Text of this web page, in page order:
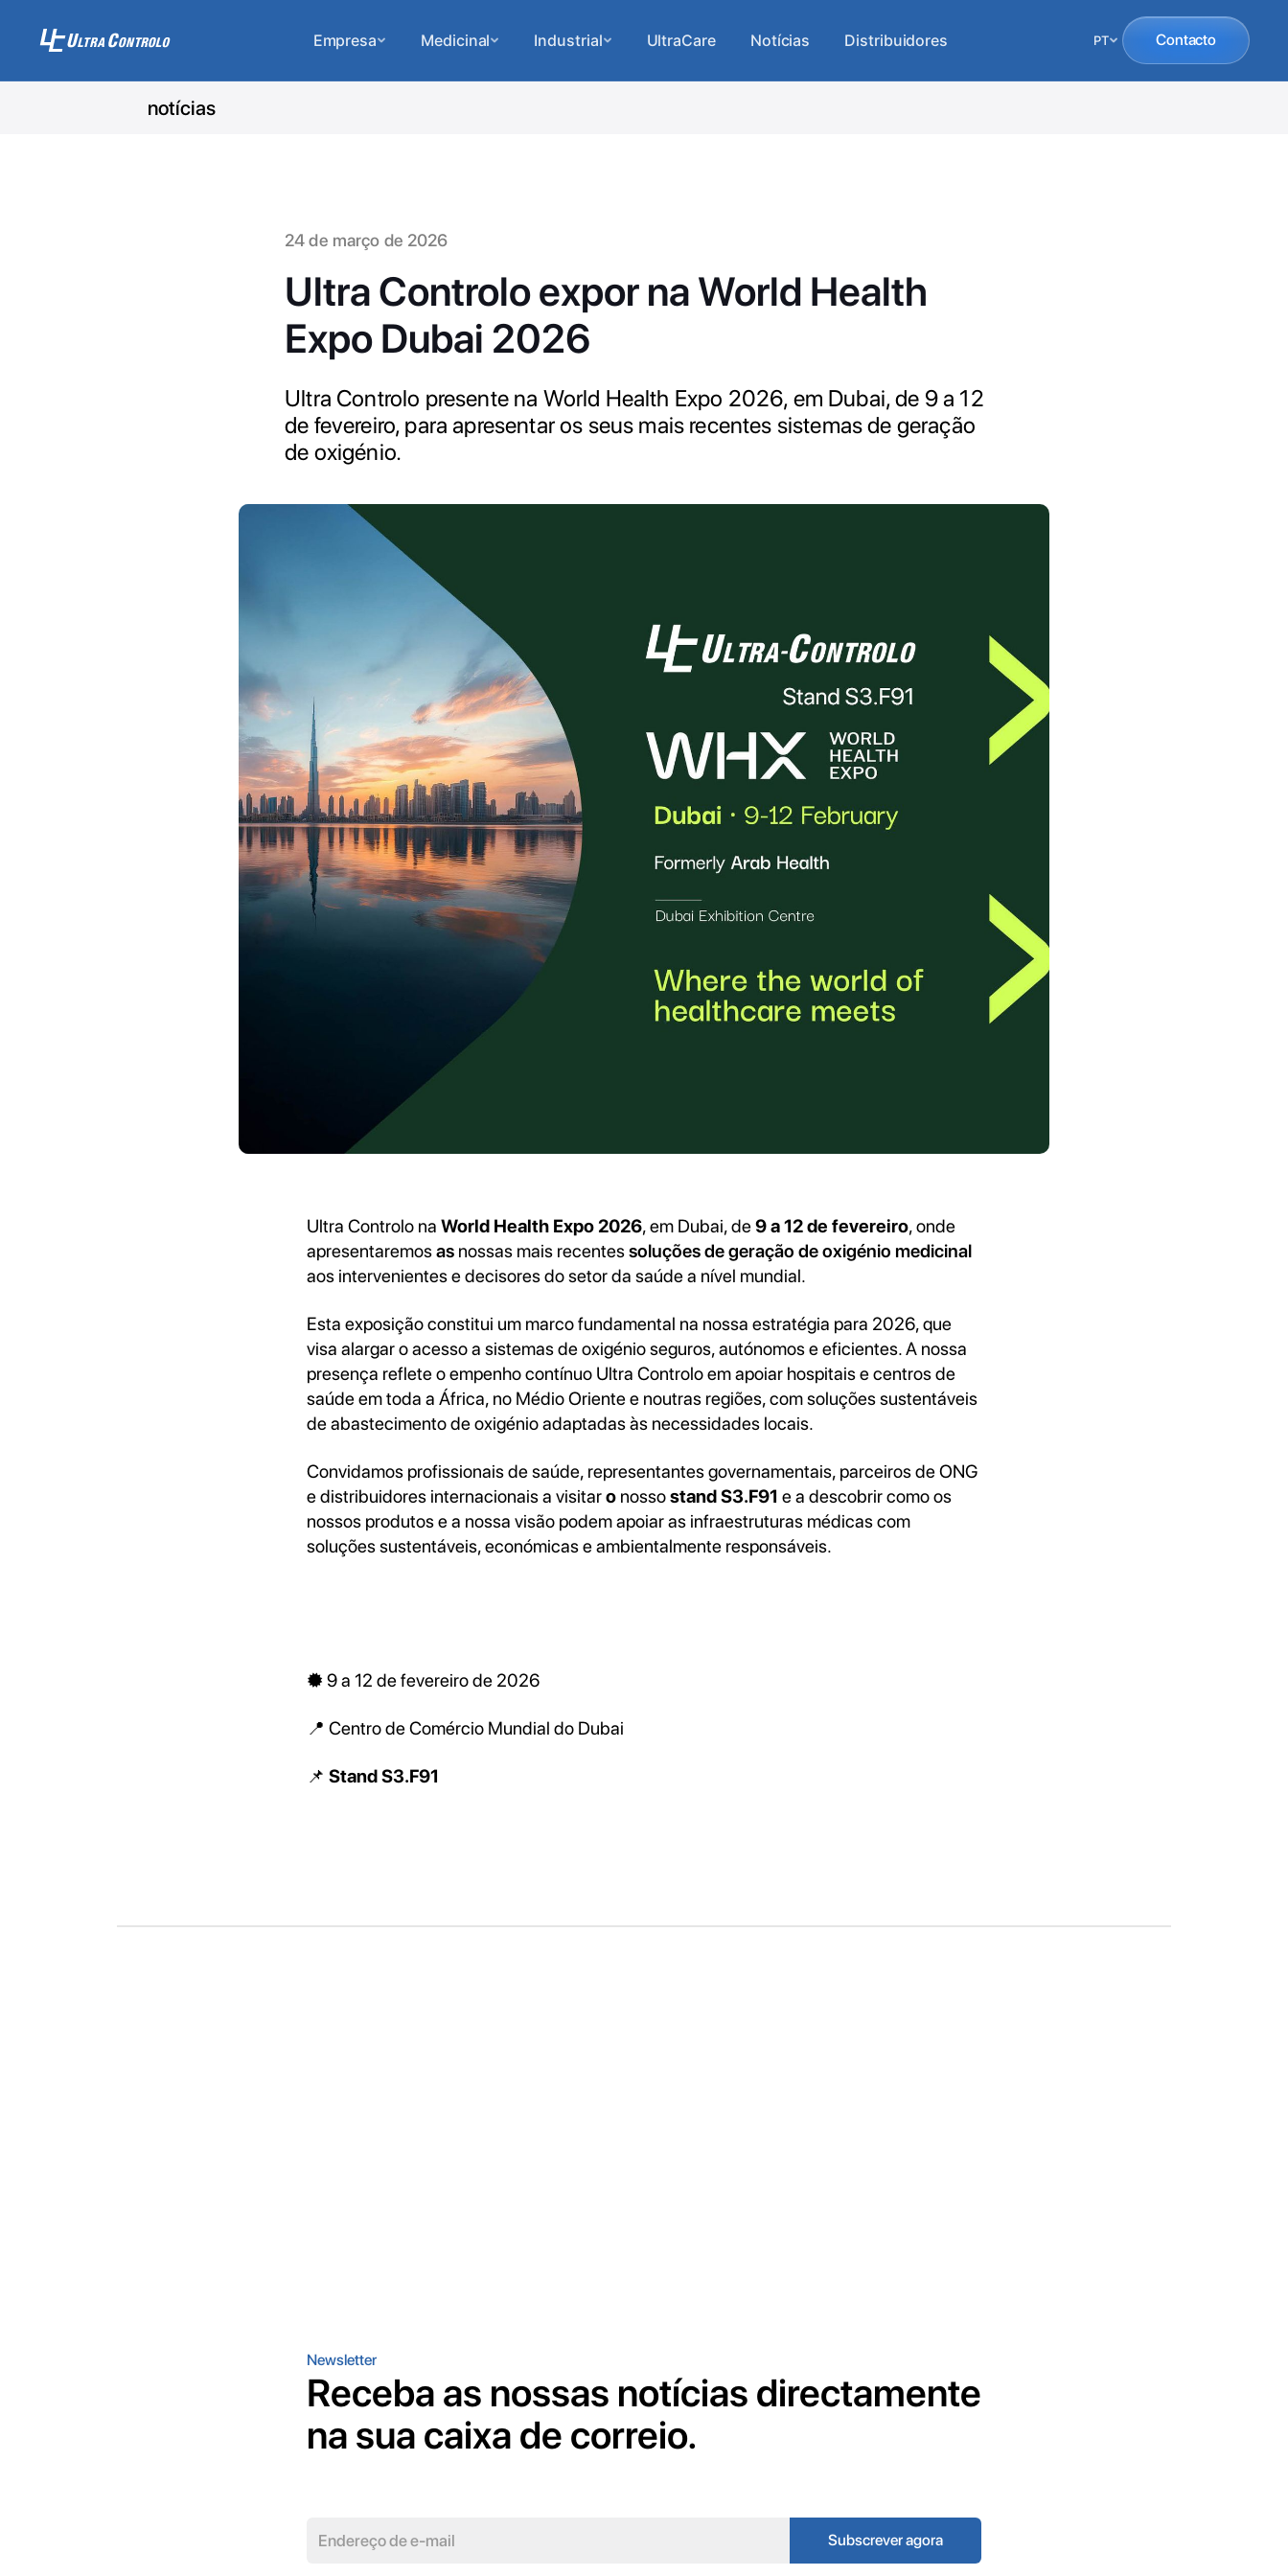
Empresa Medicinal Industrial UltraCare Notícias Distribuidores PT Contacto
notícias
24 de março de 2026
Ultra Controlo expor na World Health
Expo Dubai 2026
Ultra Controlo presente na World Health Expo 2026, em Dubai, de 9 a 12
de fevereiro, para apresentar os seus mais recentes sistemas de geração
de oxigénio.
Ultra Controlo na World Health Expo 2026, em Dubai, de9 a 12 de fevereiro, onde
apresentaremosasnossas mais recentessoluções de geração de oxigénio medicinal
aos intervenientes e decisores do setor da saúde a nível mundial.
Esta exposição constitui um marco fundamental na nossa estratégia para 2026, que
visa alargar o acesso a sistemas de oxigénio seguros, autónomos e eficientes. A nossa
presença reflete o empenho contínuo Ultra Controlo em apoiar hospitais e centros de
saúde em toda a África, no Médio Oriente e noutras regiões, com soluções sustentáveis
de abastecimento de oxigénio adaptadas às necessidades locais.
Convidamos profissionais de saúde, representantes governamentais, parceiros de ONG
e distribuidores internacionais a visitaronossostand S3.F91 e a descobrir como os
nossos produtos e a nossa visão podem apoiar as infraestruturas médicas com
soluções sustentáveis, económicas e ambientalmente responsáveis.
🟓 9 a 12 de fevereiro de 2026
📍 Centro de Comércio Mundial do Dubai
📌 Stand S3.F91
Newsletter
Receba as nossas notícias directamente
na sua caixa de correio.